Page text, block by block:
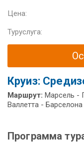
Цена:
Туруслуга:
Круиз:
Маршрут: Марсель -
Валлетта -
Программа